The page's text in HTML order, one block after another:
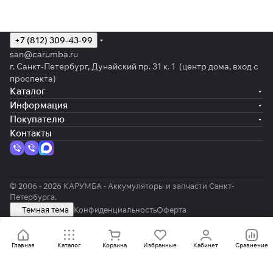
Главная Каталог Корзина Избранные Кабинет Сравнение
+7 (812) 309-43-99
san@carumba.ru
г. Санкт-Петербург, Дунайский пр. 31 к. 1 (центр дома, вход с
проспекта)
Каталог
Информация
Покупателю
Контакты
© 2006 - 2026 КАРУМБА - Аккумуляторы и запчасти Санкт-
Петербурга.
Темная тема
КонфиденциальностьОферта